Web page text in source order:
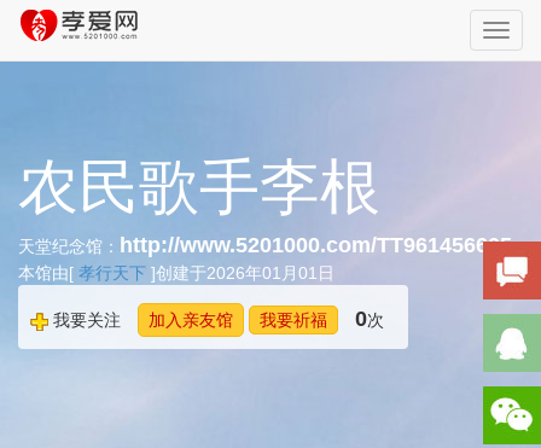
农民歌手李根
天堂纪念馆： http://www.5201000.com/TT961456605
本馆由[ 孝行天下 ]创建于2026年01月01日
我要关注 加入亲友馆 我要祈福 0次